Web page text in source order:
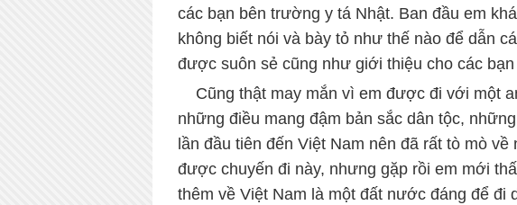
các bạn bên trường y tá Nhật. Ban đầu em
không biết nói và bày tỏ như thế nào để dẫn
được suôn sẻ cũng như giới thiệu cho các
Cũng thật may mắn vì em được đi với một
những điều mang đậm bản sắc dân tộc,
lần đầu tiên đến Việt Nam nên đã rất tò mò
được chuyến đi này, nhưng gặp rồi em mới
thêm về Việt Nam là một đất nước đáng để đi